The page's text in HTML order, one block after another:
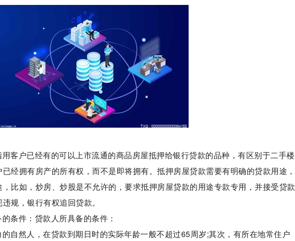
客户已经有的可以上市流通的商品房屋抵押给银行贷款的品种，有区别于二手楼
经拥有房产的所有权，而不是即将拥有。抵押房屋贷款需要有明确的贷款用途，
比如，炒房、炒股是不允许的，要求抵押房屋贷款的用途专款专用，并接受贷款
规，银行有权追回贷款。
条件：贷款人所具备的条件：
自然人，在贷款到期日时的实际年龄一般不超过65周岁;其次，有所在地常住户